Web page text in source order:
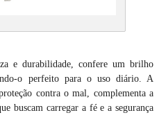
e durabilidade, confere um brilho
o perfeito para o uso diário. A
contra o mal, complementa a
buscam carregar a fé e a segurança